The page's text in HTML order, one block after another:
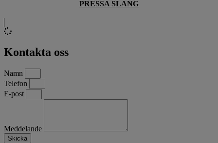
PRESSA SLANG
Kontakta oss
Namn
Telefon
E-post
Meddelande
Skicka